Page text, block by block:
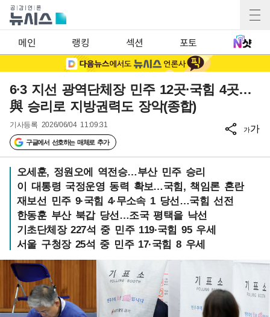
메인 랭킹 섹션 포토
6·3 지선 광역단체장 민주 12곳·국힘 4곳…
與 승리로 지방권력도 장악(종합)
기사등록 2026/06/04 11:09:31
구글에서 선호하는 매체로 추가
가가
오세훈, 정원오에 역전승…부산 민주 승리
이 대통령 국정운영 동력 확보…국힘, 책임론 혼란
재보선 민주 9·국힘 4·무소속 1 당선…국힘 선전
한동훈 부산 북갑 당선…조국 평택을 낙선
기초단체장 227석 중 민주 119·국힘 95 우세
서울 구청장 25석 중 민주 17·국힘 8 우세